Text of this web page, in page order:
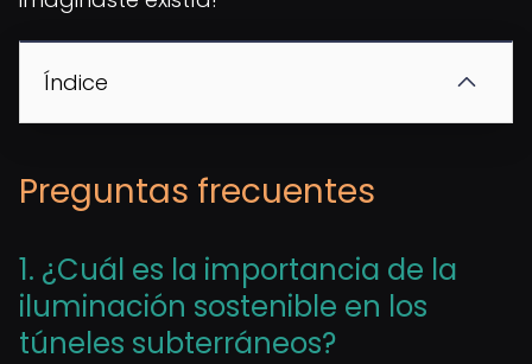
Índice
Preguntas frecuentes
1. ¿Cuál es la importancia de la
iluminación sostenible en los
túneles subterráneos?